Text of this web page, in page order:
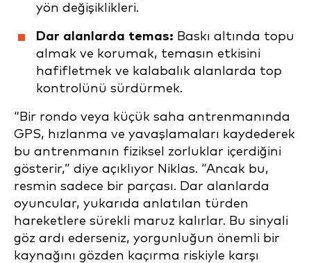
yön değişiklikleri.
Dar alanlarda temas: Baskı altında topu
almak ve korumak, temasın etkisini
hafifletmek ve kalabalık alanlarda top
kontrolünü sürdürmek.
“Bir rondo veya küçük saha antrenmanında
GPS, hızlanma ve yavaşlamaları kaydederek
bu antrenmanın fiziksel zorluklar içerdiğini
gösterir,” diye açıklıyor Niklas. “Ancak bu,
resmin sadece bir parçası. Dar alanlarda
oyuncular, yukarıda anlatılan türden
hareketlere sürekli maruz kalırlar. Bu sinyali
göz ardı ederseniz, yorgunluğun önemli bir
kaynağını gözden kaçırma riskiyle karşı